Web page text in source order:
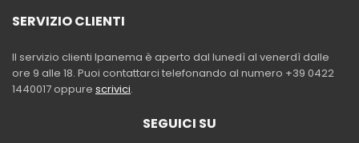
SERVIZIO CLIENTI
Il servizio clienti Ipanema è aperto dal lunedì al venerdì dalle
ore 9 alle 18. Puoi contattarci telefonando al numero +39 0422
1440017 oppure scrivici.
SEGUICI SU